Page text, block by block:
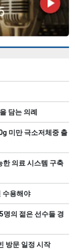
담는 의례
미만 극소저체중 출
의료 시스템 구축
수용해야
명의 젊은 선수들 경
방문 일정 시작